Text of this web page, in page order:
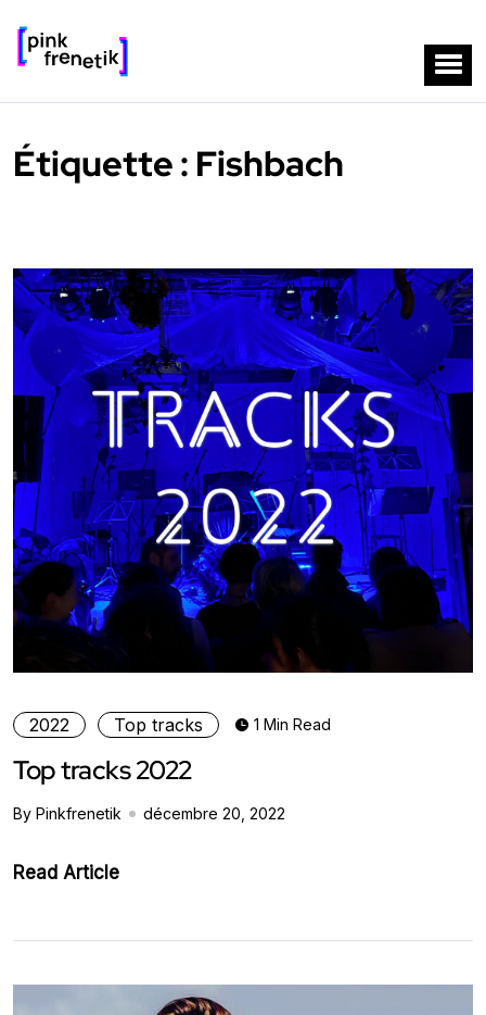
Étiquette : Fishbach
2022 Top tracks 1 Min Read
Top tracks 2022
By Pinkfrenetik décembre 20, 2022
Read Article